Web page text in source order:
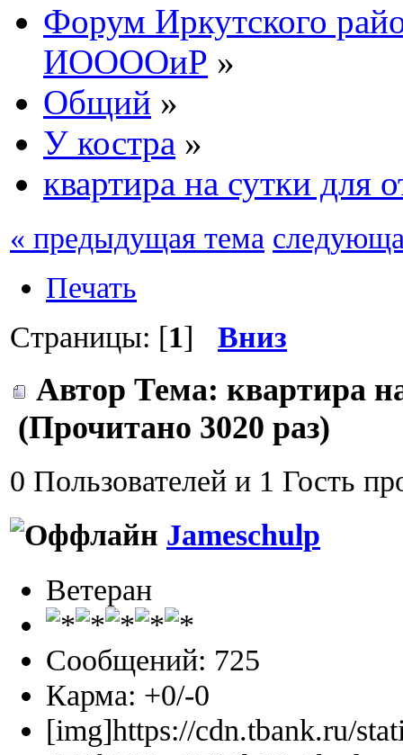
Форум Иркутского
ИООООиР »
Общий »
У костра »
квартира на сутки для
« предыдущая тема
Печать
Страницы: [1] Вниз
Автор Тема: квартира
(Прочитано 3020 раз)
0 Пользователей и 1 Гость
Jameschulp
Ветеран
Сообщений: 725
Карма: +0/-0
[img]https://cdn.tbank.ru/